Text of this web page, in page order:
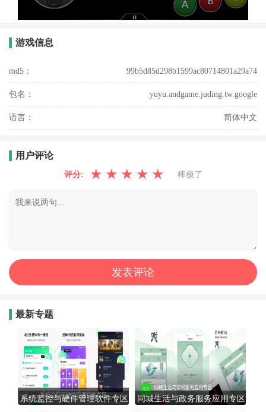
游戏信息
md5： 99b5d85d298b1599ac80714801a29a74
包名： yuyu.andgame.juding.tw.google
语言： 简体中文
用户评论
评分: ★ ★ ★ ★ ★ 棒极了
最新专题
系统监控与硬件管理软件专区 同城生活与政务服务应用专区